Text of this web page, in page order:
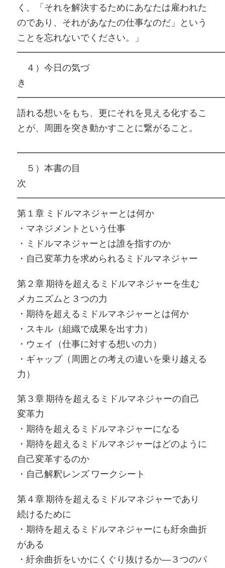
く、「それを解決するためにあなたは雇われた
のであり、それがあなたの仕事なのだ」という
ことを忘れないでください。」
４）今日の気づ
語れる想いをもち、更にそれを見える化するこ
とが、周囲を突き動かすことに繋がること。
５）本書の目
第１章 ミドルマネジャーとは何か
・マネジメントという仕事
・ミドルマネジャーとは誰を指すのか
・自己変革力を求められるミドルマネジャー
第２章 期待を超えるミドルマネジャーを生む
メカニズムと３つの力
・期待を超えるミドルマネジャーとは何か
・スキル（組織で成果を出す力）
・ウェイ（仕事に対する想いの力）
・ギャップ（周囲との考えの違いを乗り越える
力）
第３章 期待を超えるミドルマネジャーの自己
変革力
・期待を超えるミドルマネジャーになる
・期待を超えるミドルマネジャーはどのように
自己変革するのか
・自己解釈レンズ ワークシート
第４章 期待を超えるミドルマネジャーであり
続けるために
・期待を超えるミドルマネジャーにも紆余曲折
がある
・紆余曲折をいかにくぐり抜けるか―３つのパ